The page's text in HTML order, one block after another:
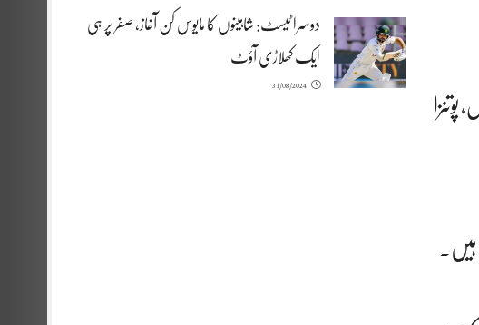
دوسرا ٹیسٹ: شاہینوں کا مایوس کن آغاز، صفر پر ہی
ایک کھلاڑی آؤٹ
31/08/2024
پوتنزا
ہیں۔